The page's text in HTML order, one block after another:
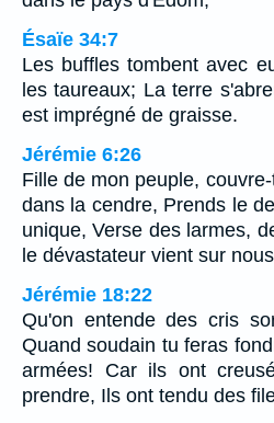
Ésaïe 34:7
Les buffles tombent avec
les taureaux; La terre
est imprégné de graisse.
Jérémie 6:26
Fille de mon peuple,
dans la cendre, Prends le
unique, Verse des larmes,
le dévastateur vient sur
Jérémie 18:22
Qu'on entende des cris
Quand soudain tu feras
armées! Car ils ont
prendre, Ils ont tendu des